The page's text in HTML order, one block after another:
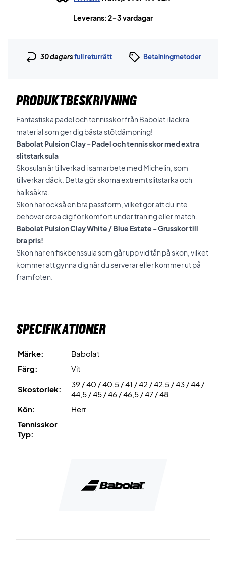
Leverans: 2-3 vardagar
30 dagarsfull returrätt Betalningmetoder
PRODUKTBESKRIVNING
Fantastiska padel och tennisskor från Babolat i läckra
material som ger dig bästa stötdämpning!
Babolat Pulsion Clay - Padel och tennis skor med extra
slitstark sula
Skosulan är tillverkad i samarbete med Michelin, som
tillverkar däck. Detta gör skorna extremt slitstarka och
halksäkra.
Skon har också en bra passform, vilket gör att du inte
behöver oroa dig för komfort under träning eller match.
Babolat Pulsion Clay White / Blue Estate - Grusskor till
bra pris!
Skon har en fiskbenssula som går upp vid tån på skon, vilket
kommer att gynna dig när du serverar eller kommer ut på
framfoten.
Specifikationer
Märke:
Babolat
Färg:
Vit
Skostorlek:
39 / 40 / 40,5 / 41 / 42 / 42,5 / 43 / 44 /
44,5 / 45 / 46 / 46,5 / 47 / 48
Kön:
Herr
Tennisskor
Typ: